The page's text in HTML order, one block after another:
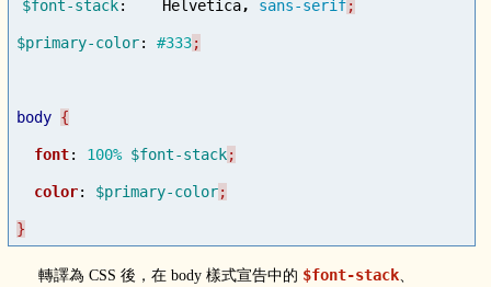
$font-stack: Helvetica, sans-serif
$primary-color: #333
body
font: 100% $font-stack
color: $primary-color
}
轉譯為 CSS 後，在 body 樣式宣告中的 $font-stack